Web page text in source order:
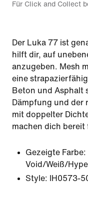
Für Click and Collect
Der Luka 77 ist
hilft dir, auf
anzugeben. Mesh
eine
Beton und Asphalt
Dämpfung und der
mit doppelter
machen dich bereit
Gezeigte Farbe:
Void/Weiß/
Style:
IH0573-